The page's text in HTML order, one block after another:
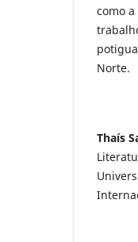
como
Norte.
Thaís